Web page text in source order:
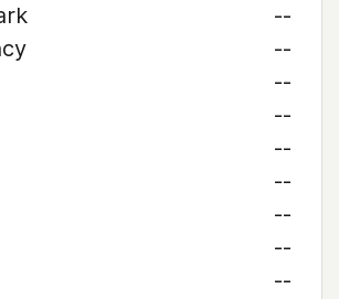
--
--
--
--
--
--
--
--
--